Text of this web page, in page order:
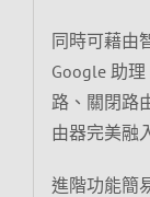
同時可藉由
Google 助
路、關閉路
由器完美融
進階功能簡